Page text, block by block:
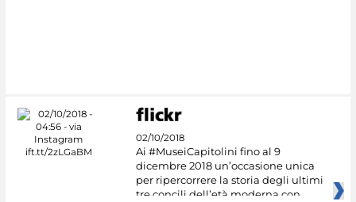
02/10/2018
Ai #MuseiCapitolini fino al 9
dicembre 2018 un’occasione unica
per ripercorrere la storia degli ultimi
tre concili dell’età moderna con